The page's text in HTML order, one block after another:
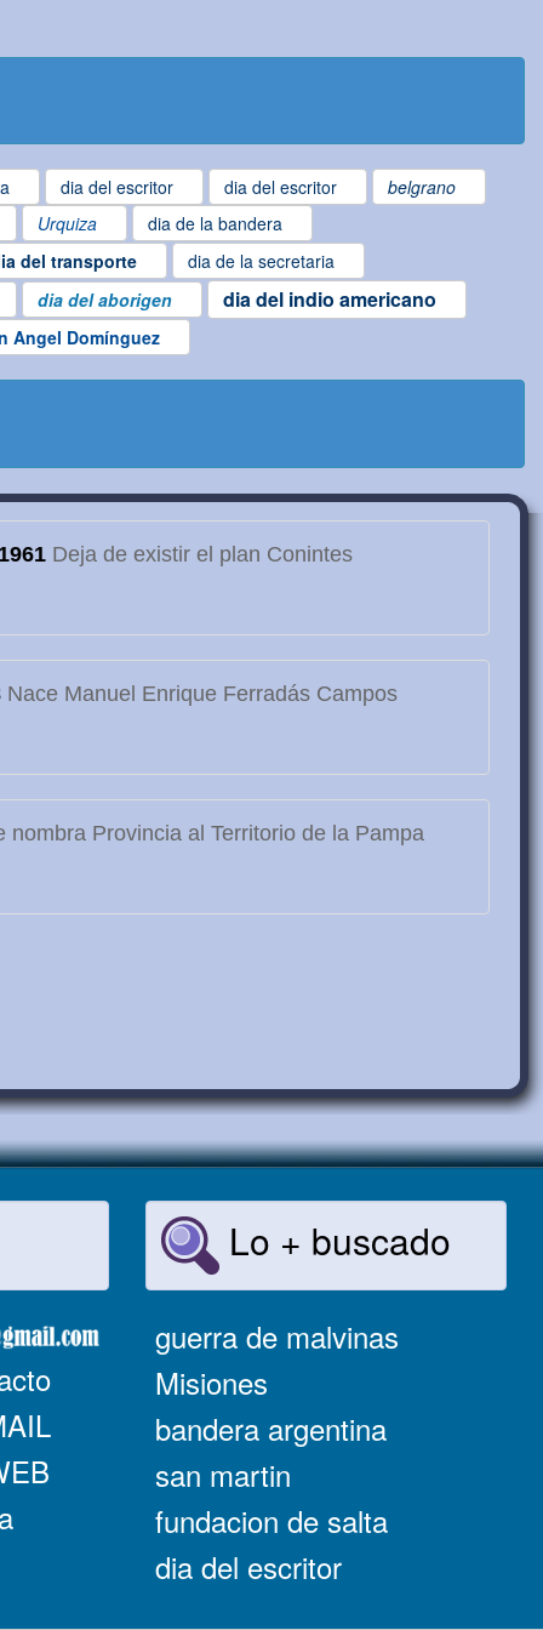
dia del escritor dia del escritor
belgrano
Urquiza dia de la bandera
del transporte
dia de la secretaria
dia del aborigen dia del indio americano
Angel Domínguez
1961Deja de existir el plan Conintes
Nace Manuel Enrique Ferradás Campos
nombra Provincia al Territorio de la Pampa
Lo + buscado
guerra de malvinas
Misiones
bandera argentina
san martin
fundacion de salta
dia del escritor